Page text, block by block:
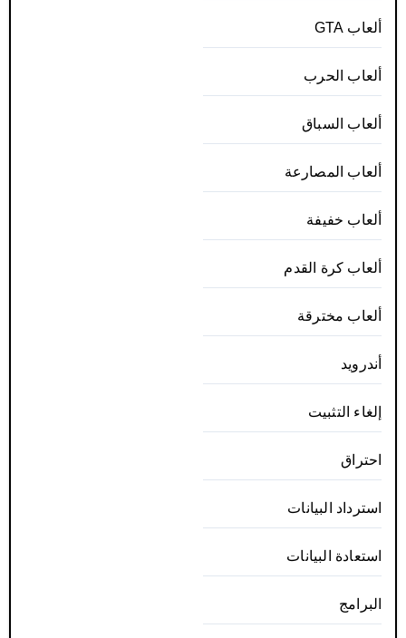
ألعاب GTA
ألعاب الحرب
ألعاب السباق
ألعاب المصارعة
ألعاب خفيفة
ألعاب كرة القدم
ألعاب مخترقة
أندرويد
إلغاء التثبيت
احتراق
استرداد البيانات
استعادة البيانات
البرامج